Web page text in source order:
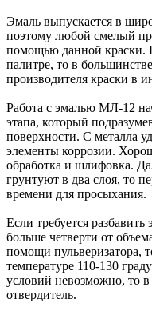
Эмаль выпускается в
поэтому любой смелый
помощью данной краски.
палитре, то в
производителя краски в
Работа с эмалью МЛ-12
этапа, который
поверхности. С металла
элементы коррозии.
обработка и шлифовка.
грунтуют в два слоя, то
времени для просыхания.
Если требуется
больше четверти от
помощи пульверизатора,
температуре 110-130
условий невозможно, то
отвердитель.